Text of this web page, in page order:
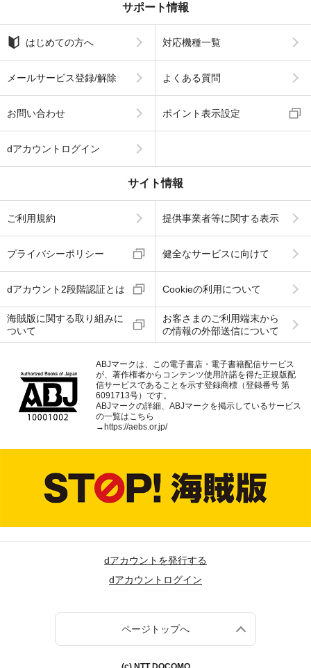
サポート情報
はじめての方へ 対応機種一覧
メールサービス登録/解除 よくある質問
お問い合わせ ポイント表示設定
dアカウントログイン
サイト情報
ご利用規約 提供事業者等に関する表示
プライバシーポリシー 健全なサービスに向けて
dアカウント2段階認証とは Cookieの利用について
海賊版に関する取り組みに
ついて
お客さまのご利用端末から
の情報の外部送信について
ABJマークは、この電子書店・電子書籍配信サービス
が、著作権者からコンテンツ使用許諾を得た正規版配
信サービスであることを示す登録商標（登録番号 第
6091713号）です。
ABJマークの詳細、ABJマークを掲示しているサービス
の一覧はこちら
→ https://aebs.or.jp/
dアカウントを発行する
dアカウントログイン
ページトップへ